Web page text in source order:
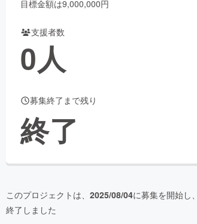
ー・ヘルスケア
目標金額は9,000,000円
支援者数
0人
募集終了まで残り
終了
このプロジェクトは、 2025/08/04に募集を開始し、
終了しました